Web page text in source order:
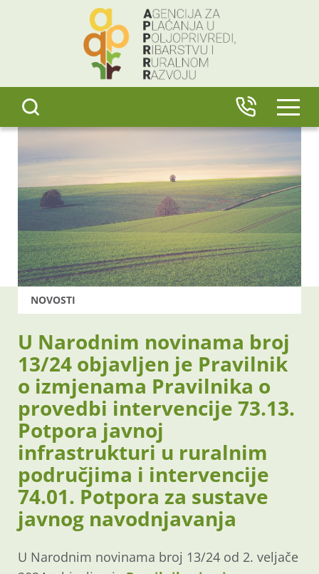
NOVOSTI
U Narodnim novinama broj
13/24 objavljen je Pravilnik
o izmjenama Pravilnika o
provedbi intervencije 73.13.
Potpora javnoj
infrastrukturi u ruralnim
područjima i intervencije
74.01. Potpora za sustave
javnog navodnjavanja
U Narodnim novinama broj 13/24 od 2. veljače